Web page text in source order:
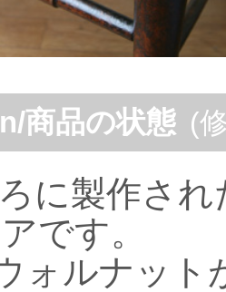
商品の状態 (
に製作さ
です。
ォルナット